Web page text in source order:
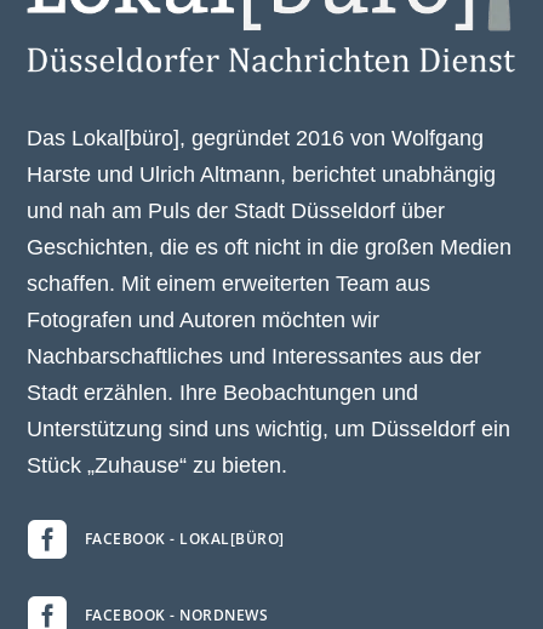
Das Lokal[büro], gegründet 2016 von Wolfgang
Harste und Ulrich Altmann, berichtet unabhängig
und nah am Puls der Stadt Düsseldorf über
Geschichten, die es oft nicht in die großen Medien
schaffen. Mit einem erweiterten Team aus
Fotografen und Autoren möchten wir
Nachbarschaftliches und Interessantes aus der
Stadt erzählen. Ihre Beobachtungen und
Unterstützung sind uns wichtig, um Düsseldorf ein
Stück „Zuhause“ zu bieten.
 FACEBOOK - LOKAL[BÜRO]
 FACEBOOK - NORDNEWS